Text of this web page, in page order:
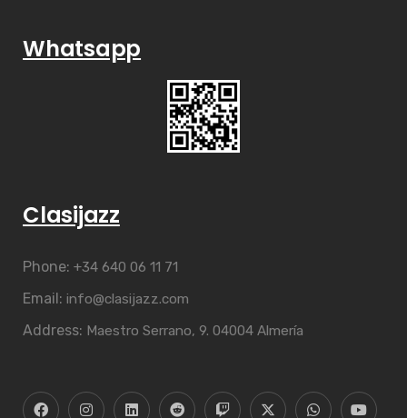
Whatsapp
Clasijazz
Phone: +34 640 06 11 71
Email: info@clasijazz.com
Address: Maestro Serrano, 9. 04004 Almería